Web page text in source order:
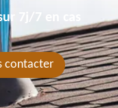
7j/7 en cas
contacter